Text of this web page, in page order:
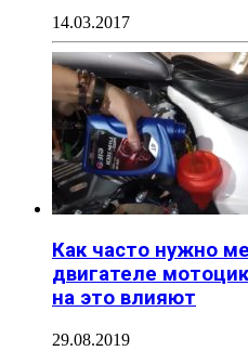
14.03.2017
Как часто нужно
двигателе
на это влияют
29.08.2019